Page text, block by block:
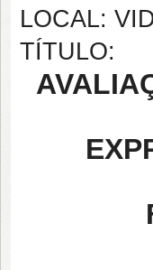
LOCAL:
TÍTULO: